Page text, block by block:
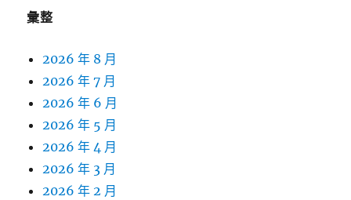
彙整
2026 年 8 月
2026 年 7 月
2026 年 6 月
2026 年 5 月
2026 年 4 月
2026 年 3 月
2026 年 2 月